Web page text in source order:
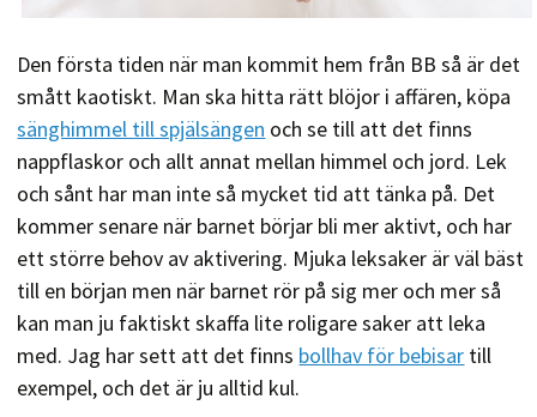
Den första tiden när man kommit hem från BB så är det
smått kaotiskt. Man ska hitta rätt blöjor i affären, köpa
sänghimmel till spjälsängen och se till att det finns
nappflaskor och allt annat mellan himmel och jord. Lek
och sånt har man inte så mycket tid att tänka på. Det
kommer senare när barnet börjar bli mer aktivt, och har
ett större behov av aktivering. Mjuka leksaker är väl bäst
till en början men när barnet rör på sig mer och mer så
kan man ju faktiskt skaffa lite roligare saker att leka
med. Jag har sett att det finns bollhav för bebisar till
exempel, och det är ju alltid kul.